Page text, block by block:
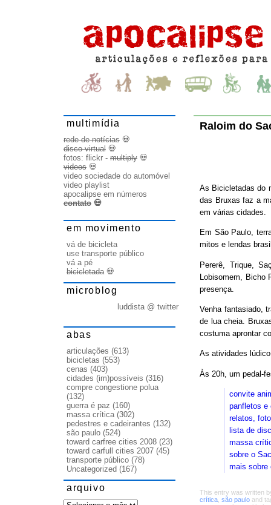
Raloim do
As Bicicletadas do
das Bruxas faz a
em várias cidades.
Em São Paulo,
mitos e lendas
Pererê, Trique,
Lobisomem, Bicho
presença.
Venha fantasiado,
de lua cheia.
costuma aprontar
As atividades
Às 20h, um pedal-
convite
panfletos e
relatos,
lista de
massa
sobre o
mais sobre
This entry was written
crítica são paulo and
multimídia
rede de notícias 💀
disco virtual 💀
fotos: flickr - multiply 💀
videos 💀
video sociedade do automóvel
video playlist
apocalipse em números
contato 💀
em movimento
vá de bicicleta
use transporte público
vá a pé
bicicletada💀
microblog
luddista @ twitter
abas
articulações (613)
bicicletas (553)
cenas (403)
cidades (im)possíveis (316)
compre congestione polua
(132)
guerra é paz (160)
massa crítica(302)
pedestres e cadeirantes (132)
são paulo (524)
toward carfree cities 2008 (23)
toward carfull cities 2007 (45)
transporte público (78)
Uncategorized (167)
arquivo